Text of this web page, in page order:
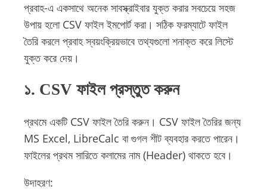
প্রবাহ-এ একসাথে অনেক সাবস্ক্রাইবার যুক্ত করার সবচেয়ে সহজ
উপায় হলো CSV ফাইল ইমপোর্ট করা। সঠিক ফরম্যাটে ফাইল
তৈরি করলে প্রবাহ স্বয়ংক্রিয়ভাবে তথ্যগুলো শনাক্ত করে লিস্টে
যুক্ত করে দেয়।
১. CSV ফাইল প্রস্তুত করুন
প্রথমে একটি CSV ফাইল তৈরি করুন। CSV ফাইল তৈরির জন্য
MS Excel, LibreCalc বা গুগল শীট ব্যবহার করতে পারেন।
ফাইলের প্রথম সারিতে কলামের নাম (Header) থাকতে হবে।
উদাহরণ: